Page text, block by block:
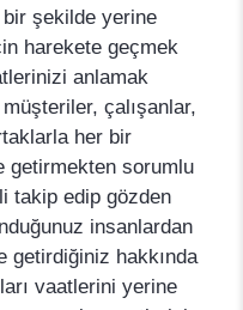
şekilde yerine
harekete geçmek
anlamak
çalışanlar,
her bir
getirmekten sorumlu
takip edip gözden
insanlardan
getirdiğiniz hakkında
vaatlerini yerine